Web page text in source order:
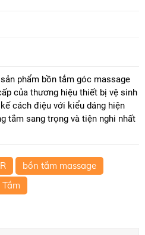
phẩm bồn tắm góc massage
của thương hiệu thiết bị vệ sinh
cách điệu với kiểu dáng hiện
tắm sang trọng và tiện nghi nhất
bồn tắm massage